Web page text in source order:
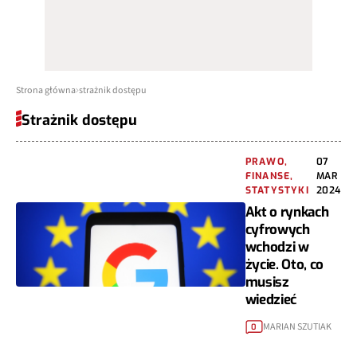
Strona główna strażnik dostępu
Strażnik dostępu
PRAWO,
FINANSE,
STATYSTYKI
07
MAR
2024
Akt o rynkach
cyfrowych
wchodzi w
życie. Oto, co
musisz
wiedzieć
0 MARIAN SZUTIAK